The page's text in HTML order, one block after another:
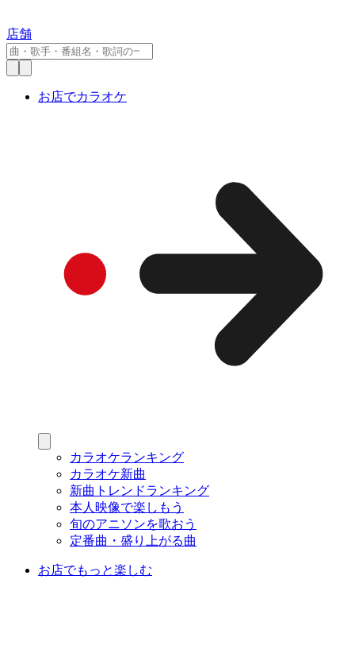
店舗
お店でカラオケ
カラオケランキング
カラオケ新曲
新曲トレンドランキング
本人映像で楽しもう
旬のアニソンを歌おう
定番曲・盛り上がる曲
お店でもっと楽しむ